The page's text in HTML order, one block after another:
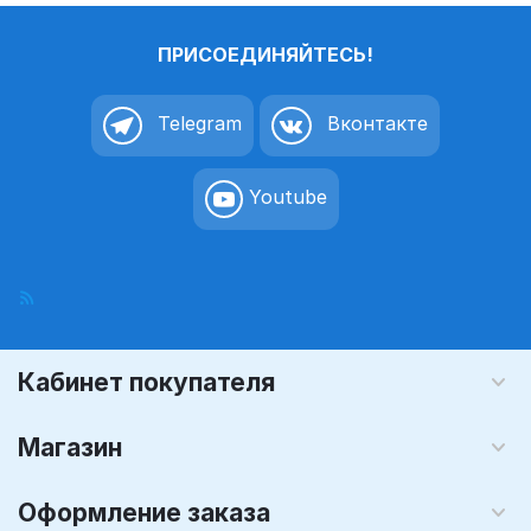
ПРИСОЕДИНЯЙТЕСЬ!
Telegram Вконтакте
Youtube
Кабинет покупателя
Магазин
Оформление заказа